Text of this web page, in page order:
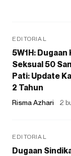
EDITORIAL
5W1H:
Seksual 50
Pati: Update
2 Tahun
Risma Azhari 2
EDITORIAL
Dugaan